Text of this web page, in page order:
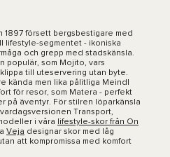
1897 försett bergsbestigare med
lifestyle-segmentet - ikoniska
och grepp med stadskänsla.
populär, som Mojito, vars
till uteservering utan byte.
kända men lika pålitliga Meindl
för resor, som Matera - perfekt
på äventyr. För stilren löparkänsla
Transport,
i våra
lifestyle-skor från On
Veja designar skor med låg
att kompromissa med komfort